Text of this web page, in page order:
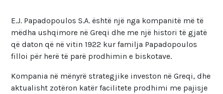
E.J. Papadopoulos S.A. është një nga kompanitë më të
mëdha ushqimore në Greqi dhe me një histori të gjatë
që daton që në vitin 1922 kur familja Papadopoulos
filloi për herë të parë prodhimin e biskotave.
Kompania në mënyrë strategjike investon në Greqi, dhe
aktualisht zotëron katër facilitete prodhimi me pajisje